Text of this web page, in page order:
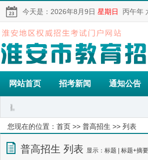
今天是： 2026年8月9日 星期日 丙午年
网站首页 招考新闻 通知公告
您现在的位置： 首页 >> 普高招生 >> 列表
普高招生 列表 显示： 标题 标题+摘要